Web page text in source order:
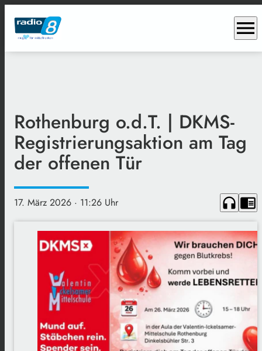
menu
Rothenburg o.d.T. | DKMS-
Registrierungsaktion am Tag
der offenen Tür
17. März 2026 · 11:26 Uhr headphones chrome_reader_mode